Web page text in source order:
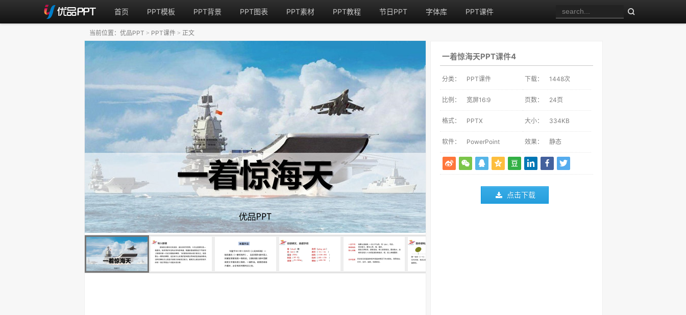
首页 PPT模板 PPT背景 PPT图表 PPT素材 PPT教程 节日PPT 字体库 PPT课件
一着惊海天PPT课件4
分类： PPT课件 下载： 1448次
比例： 宽屏16:9 页数： 24页
格式： PPTX 大小： 334KB
软件： PowerPoint 效果： 静态
点击下载
当前位置： 优品PPT > PPT课件 > 正文